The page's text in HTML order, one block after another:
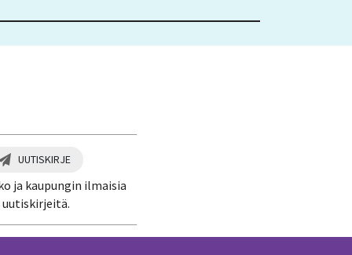
UUTISKIRJE
ja kaupungin ilmaisia
uutiskirjeitä.